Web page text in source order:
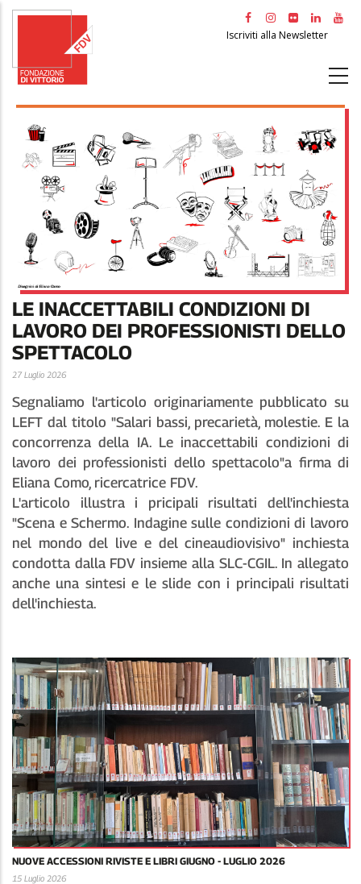
Salta
principale
Iscriviti alla Newsletter
LE INACCETTABILI CONDIZIONI DI
LAVORO DEI PROFESSIONISTI DELLO
SPETTACOLO
27 Luglio 2026
Segnaliamo l'articolo originariamente pubblicato su
LEFT dal titolo "Salari bassi, precarietà, molestie. E la
concorrenza della IA. Le inaccettabili condizioni di
lavoro dei professionisti dello spettacolo"a firma di
Eliana Como, ricercatrice FDV.
L'articolo illustra i pricipali risultati dell'inchiesta
"Scena e Schermo. Indagine sulle condizioni di lavoro
nel mondo del live e del cineaudiovisivo" inchiesta
condotta dalla FDV insieme alla SLC-CGIL. In allegato
anche una sintesi e le slide con i principali risultati
dell'inchiesta.
NUOVE ACCESSIONI RIVISTE E LIBRI GIUGNO - LUGLIO 2026
15 Luglio 2026